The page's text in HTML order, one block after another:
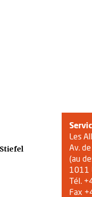
Les
Av.
(au
1011
Tél.
Fax